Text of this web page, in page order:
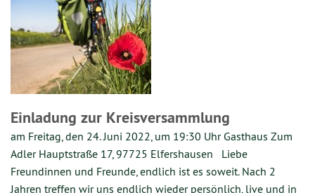
Einladung zur Kreisversammlung
am Freitag, den 24. Juni 2022, um 19:30 Uhr Gasthaus Zum
Adler Hauptstraße 17, 97725 Elfershausen Liebe
Freundinnen und Freunde, endlich ist es soweit. Nach 2
Jahren treffen wir uns endlich wieder persönlich, live und in